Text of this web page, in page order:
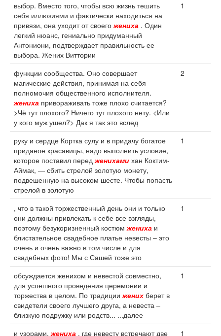
выбор. Вместо того, чтобы всю жизнь тешить
себя иллюзиями и фактически находиться на
привязи, она уходит от своегожениха . Один
легкий нюанс, гениально придуманный
Антониони, подтверждает правильность ее
выбора. Жених Виттории
1
функции сообщества. Оно совершает
магические действия, принимая на себя
полномочия общественного исполнителя.
жениха привораживать тоже плохо считается?
>Чё тут плохого? Ничего тут плохого нету. <Или
у кого муж ушел?> Дак я так это вслед
2
руку и сердце Кортка сулу и в придачу богатое
приданое красавицы, надо выполнить условие,
которое поставил передженихами хан Коктим-
Аймак, — сбить стрелой золотую монету,
подвешенную на высоком шесте. Чтобы попасть
стрелой в золотую
1
, что в такой торжественный день они и только
они должны привлекать к себе все взгляды,
поэтому безукоризненный костюмжениха и
блистательное свадебное платье невесты – это
очень и очень важно в том числе и для
свадебных фото! Мы с Сашей тоже это
1
обсуждается женихом и невестой совместно,
для успешного проведения церемонии и
торжества в целом. По традициижених берет в
свидетели своего лучшего друга, а невеста –
близкую подружку или родств... ...далее
1
и узорами.жениха , где невесту встречают две
1